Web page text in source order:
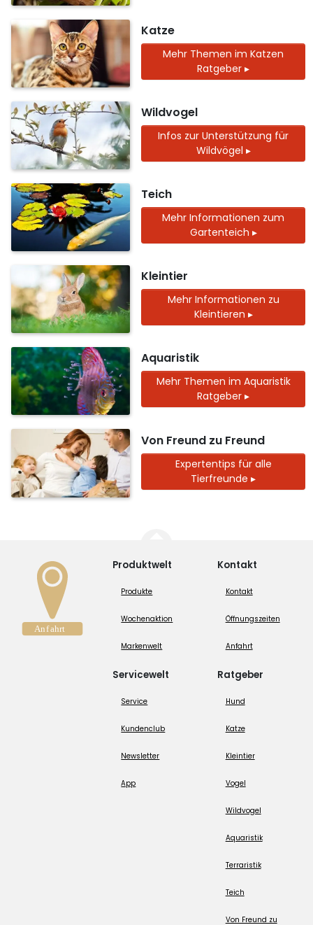
Katze
Mehr Themen im Katzen
Ratgeber ▸
Wildvogel
Infos zur Unterstützung für
Wildvögel ▸
Teich
Mehr Informationen zum
Gartenteich ▸
Kleintier
Mehr Informationen zu
Kleintieren ▸
Aquaristik
Mehr Themen im Aquaristik
Ratgeber ▸
Von Freund zu Freund
Expertentips für alle
Tierfreunde ▸
Produktwelt
Produkte
Wochenaktion
Markenwelt
Servicewelt
Service
Kundenclub
Newsletter
App
Kontakt
Kontakt
Öffnungszeiten
Anfahrt
Ratgeber
Hund
Katze
Kleintier
Vogel
Wildvogel
Aquaristik
Terraristik
Teich
Von Freund zu